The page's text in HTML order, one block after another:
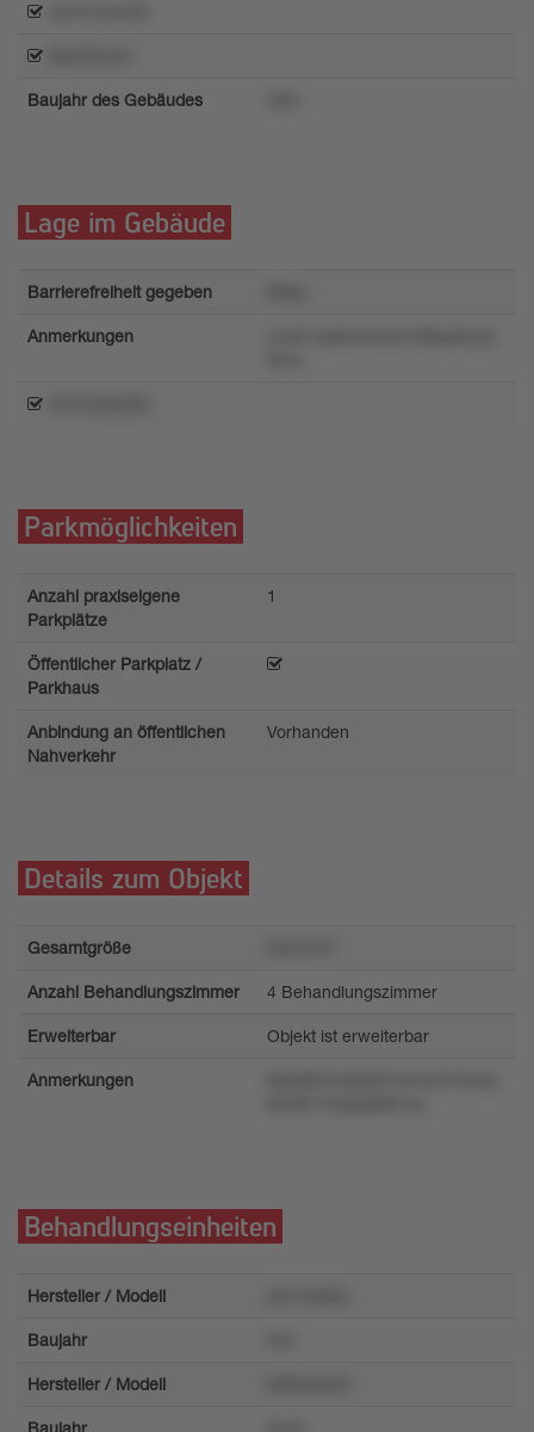
Baujahr des Gebäudes
Lage im Gebäude
Barrierefreiheit gegeben
Anmerkungen
Parkmöglichkeiten
Anzahl praxiseigene
Parkplätze
1
Öffentlicher Parkplatz /
Parkhaus
Anbindung an öffentlichen
Nahverkehr
Vorhanden
Details zum Objekt
Gesamtgröße
Anzahl Behandlungszimmer 4 Behandlungszimmer
Erweiterbar Objekt ist erweiterbar
Anmerkungen
Behandlungseinheiten
Hersteller / Modell
Baujahr
Hersteller / Modell
Baujahr